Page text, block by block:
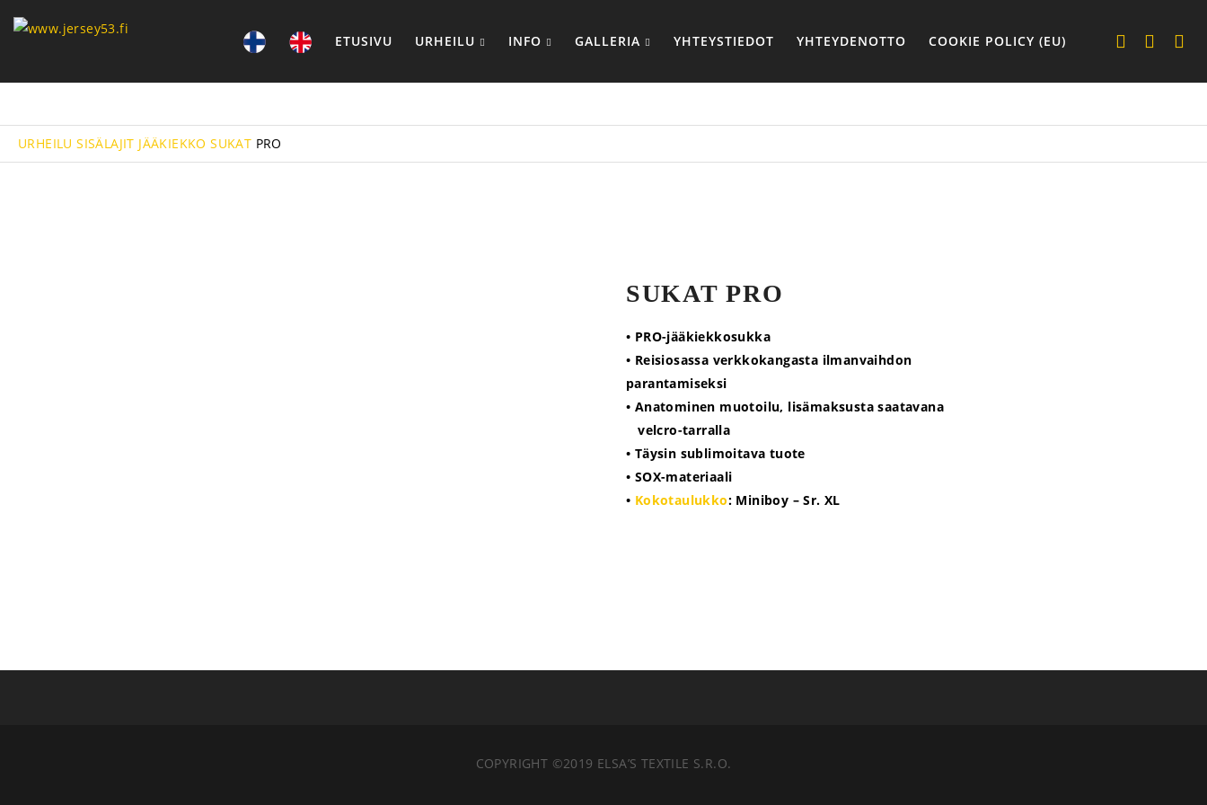
ETUSIVU URHEILU INFO GALLERIA YHTEYSTIEDOT YHTEYDENOTTO COOKIE POLICY (EU)
URHEILU SISÄLAJIT JÄÄKIEKKO SUKAT PRO
SUKAT PRO
• PRO-jääkiekkosukka
• Reisiosassa verkkokangasta ilmanvaihdon
parantamiseksi
• Anatominen muotoilu, lisämaksusta saatavana
velcro-tarralla
• Täysin sublimoitava tuote
• SOX-materiaali
• Kokotaulukko: Miniboy – Sr. XL
COPYRIGHT ©2019 ELSA’S TEXTILE S.R.O.